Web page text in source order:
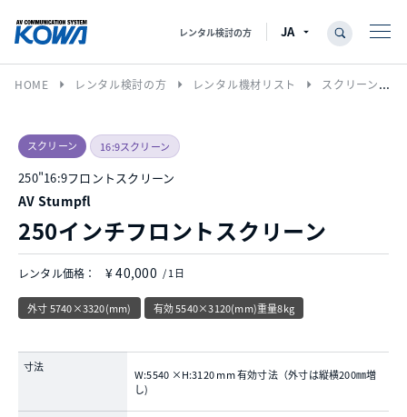
レンタル検討の方
HOME arrow_right レンタル検討の方 arrow_right レンタル機材リスト arrow_right スクリーン
スクリーン 16:9スクリーン
250"16:9フロントスクリーン
AV Stumpfl
250インチフロントスクリーン
レンタル価格： ¥ 40,000 / 1日
外寸 5740×3320(mm) 有効 5540×3120(mm)重量8kg
寸法
W:5540 ×H:3120 mm 有効寸法（外寸は縦横200㎜増
し)